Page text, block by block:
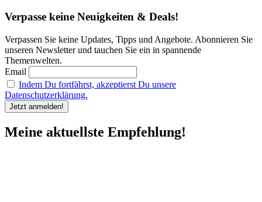
Verpasse keine Neuigkeiten & Deals!
Verpassen Sie keine Updates, Tipps und Angebote. Abonnieren Sie
unseren Newsletter und tauchen Sie ein in spannende
Themenwelten.
Email
Indem Du fortfährst, akzeptierst Du unsere
Datenschutzerklärung.
Meine aktuellste Empfehlung!